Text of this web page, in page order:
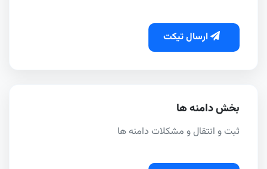
ارسال تیکت
بخش دامنه ها
ثبت و انتقال و مشکلات دامنه ها